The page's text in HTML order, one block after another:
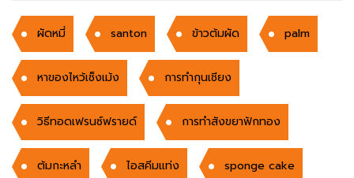
ผัดหมี่ santon ข้าวต้มผัด palm
หาของไหว้เช็งเม้ง การทำกุนเชียง
วิธีทอดเฟรนซ์ฟรายด์ การทำสังขยาฟักทอง
ต้มกะหลำ ไอสคีมแท่ง sponge cake